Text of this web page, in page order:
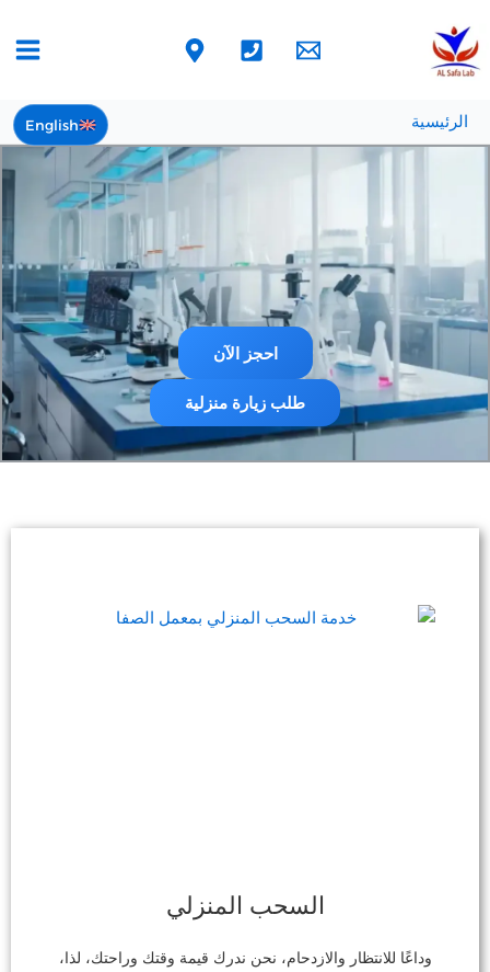
English
إلى
المحتوى
الرئيسية
احجز الآن
طلب زيارة منزلية
السحب المنزلي
وداعًا للانتظار والازدحام، نحن ندرك قيمة وقتك وراحتك، لذا،